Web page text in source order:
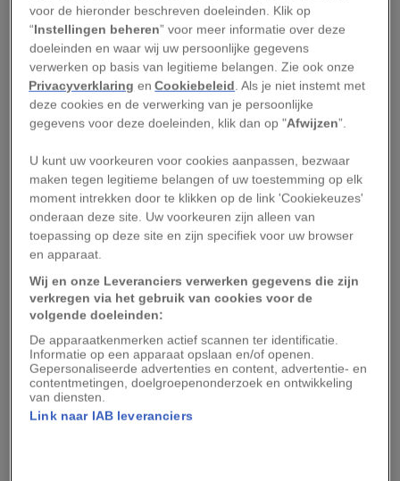
geregeld die veel vergelijkende trappen
overtreft: bij een verblijf van meer dan drie
opeenvolgende nachten op de eilanden krijg je
een voucher van 284 euro (300 dollar), te
besteden op een (of meerdere) van de eilanden.
Met die voucher ben je welkom in talrijke
restaurants en musea. Maar je kan het geld ook
gebruiken om te gaan kajakken, hiken, op eco-
tour te gaan of de eetcultuur van het eiland te
ontdekken tijdens een foodie-trail.
Als je in maart reist kan je het feest echt van
dichtbij meemaken, want de laatste dag van de
maand is de officiële ‘Transfer Day’. Dat betekent
dat elk uur van de dag in het teken staat van
parades, feesten en culturele exposities. Ook
mag je na je verblijf in maart een souvenir ter
voor de hieronder beschreven doeleinden. Klik op
“Instellingen beheren” voor meer informatie over deze
doeleinden en waar wij uw persoonlijke gegevens
verwerken op basis van legitieme belangen. Zie ook onze
Privacyverklaring enCookiebeleid. Als je niet instemt met
deze cookies en de verwerking van je persoonlijke
gegevens voor deze doeleinden, klik dan op "Afwijzen”.
U kunt uw voorkeuren voor cookies aanpassen, bezwaar
maken tegen legitieme belangen of uw toestemming op elk
moment intrekken door te klikken op de link 'Cookiekeuzes'
onderaan deze site. Uw voorkeuren zijn alleen van
toepassing op deze site en zijn specifiek voor uw browser
en apparaat.
Wij en onze Leveranciers verwerken gegevens die zijn
verkregen via het gebruik van cookies voor de
volgende doeleinden:
De apparaatkenmerken actief scannen ter identificatie.
Informatie op een apparaat opslaan en/of openen.
Gepersonaliseerde advertenties en content, advertentie- en
contentmetingen, doelgroepenonderzoek en ontwikkeling
van diensten.
Link naar IAB leveranciers